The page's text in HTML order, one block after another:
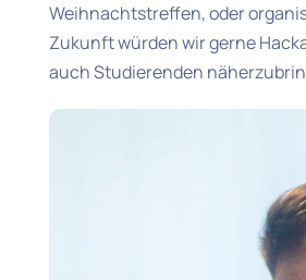
Weihnachtstreffen, oder
Zukunft würden wir gerne
auch Studierenden